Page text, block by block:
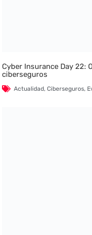
Cyber Insurance Day
ciberseguros
Actualidad,Ciberseguros,